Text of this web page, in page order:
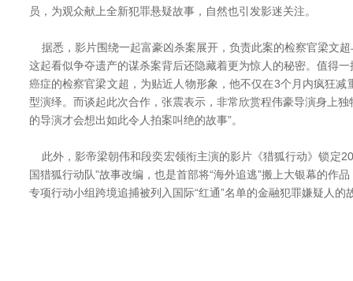
员，为观众献上全新犯罪悬疑故事，自然也引发影迷关注。
据悉，影片围绕一起富豪凶杀案展开，负责此案的检察官梁文
这起看似争夺遗产的谋杀案背后还隐藏着更为惊人的秘密。值得
癌症的检察官梁文超，为贴近人物形象，他不仅在3个月内疯狂
型演绎。而谈起此次合作，张震表示，非常欣赏程伟豪导演身上独
的导演才会想出如此令人拍案叫绝的故事”。
此外，影帝梁朝伟和段奕宏领衔主演的影片《猎狐行动》锁定
国猎狐行动队”故事改编，也是首部将“海外追逃”搬上大银幕的作
专项行动小组跨境追捕被列入国际“红通”名单的金融犯罪嫌疑人的